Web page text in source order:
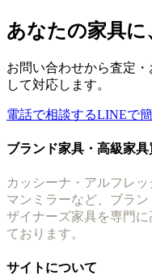
あなたの家具に
お問い合わせから査定
して対応します。
電話で相談するLINEで
ブランド家具・高級家
カッシーナ・アルフレ
マンミラーなど、ブラ
ザイナーズ家具を専門に
ております。
サイトについて